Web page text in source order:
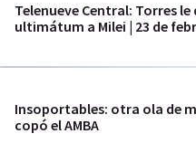
Telenueve Central: Torres le
ultimátum a Milei | 23 de
Insoportables: otra ola de
copó el AMBA